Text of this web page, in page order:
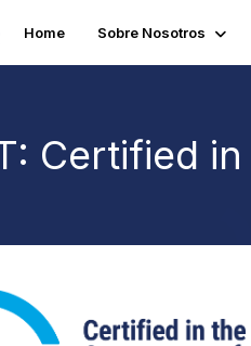
Home Sobre Nosotros
Certified